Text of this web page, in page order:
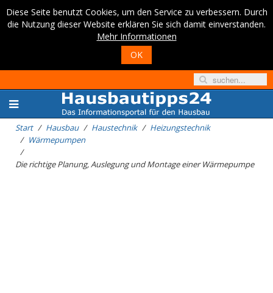
Diese Seite benutzt Cookies, um den Service zu verbessern. Durch
die Nutzung dieser Website erklären Sie sich damit einverstanden.
Mehr Informationen
OK
Start Hausbau Haustechnik
Heizungstechnik
Wärmepumpen
Die richtige Planung, Auslegung und Montage einer Wärmepumpe